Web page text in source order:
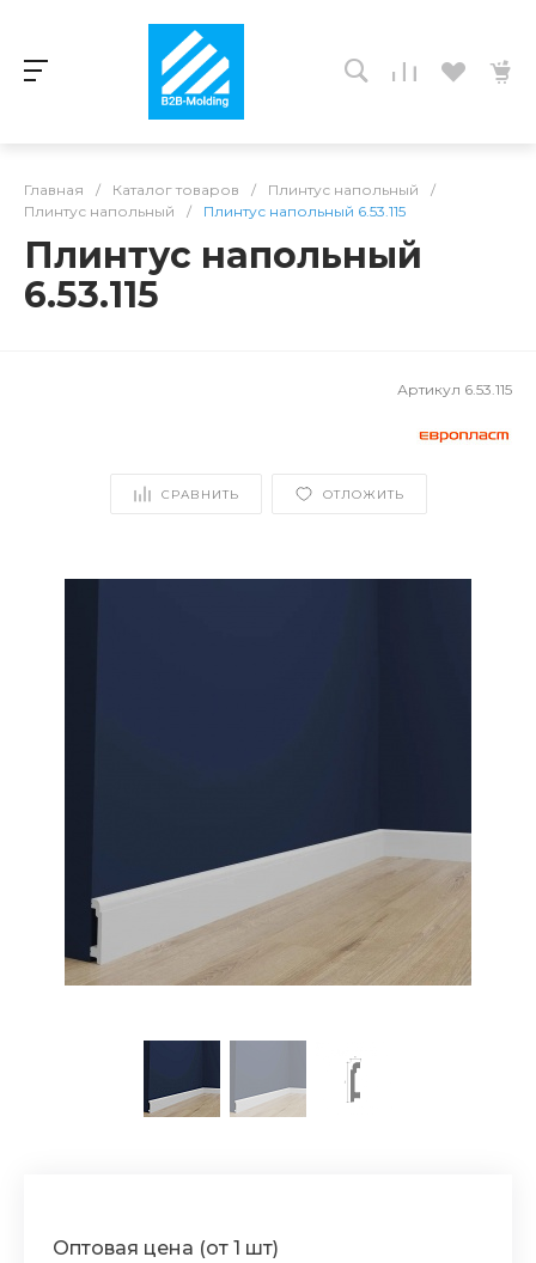
Главная / Каталог товаров / Плинтус напольный
/
Плинтус напольный
/ Плинтус напольный 6.53.115
Плинтус напольный
6.53.115
Артикул 6.53.115
СРАВНИТЬ ОТЛОЖИТЬ
Оптовая цена (от 1 шт)